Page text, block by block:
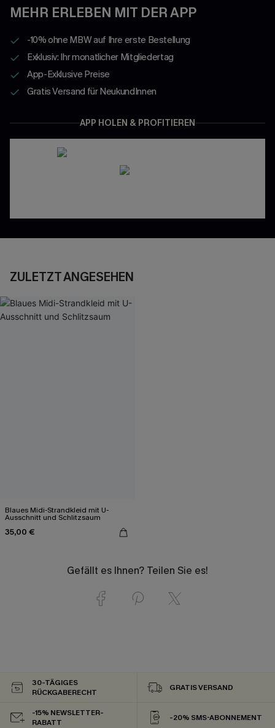
MEHR ERLEBEN MIT DER APP
-10% ohne MBW auf Ihre erste Bestellung
Exklusiv: Ihr monatlicher Mitgliedertag
App-Exklusive Preise
Gratis Versand für NeukundInnen
APP HOLEN & PROFITIEREN
ZULETZT ANGESEHEN
Blaues Midi-Strandkleid mit U-
Ausschnitt und Schlitzsaum
35,00 €
Gefällt es Ihnen? Teilen Sie es!
30-TÄGIGES
RÜCKGABERECHT
GRATIS VERSAND
-15% NEWSLETTER-
RABATT
-20% SMS-ABONNEMENT